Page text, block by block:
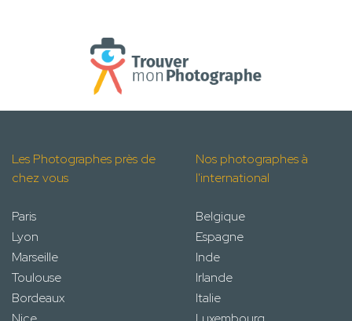
Les Photographes près de
chez vous
Paris
Lyon
Marseille
Toulouse
Bordeaux
Nos photographes à
l'international
Belgique
Espagne
Inde
Irlande
Italie